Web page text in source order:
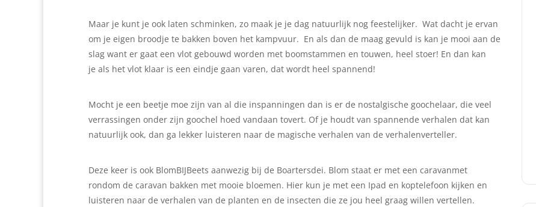
Maar je kunt je ook laten schminken, zo maak je je dag natuurlijk nog feestelijker. Wat dacht je ervan
om je eigen broodje te bakken boven het kampvuur. En als dan de maag gevuld is kan je mooi aan de
slag want er gaat een vlot gebouwd worden met boomstammen en touwen, heel stoer! En dan kan
je als het vlot klaar is een eindje gaan varen, dat wordt heel spannend!
Mocht je een beetje moe zijn van al die inspanningen dan is er de nostalgische goochelaar, die veel
verrassingen onder zijn goochel hoed vandaan tovert. Of je houdt van spannende verhalen dat kan
natuurlijk ook, dan ga lekker luisteren naar de magische verhalen van de verhalenverteller.
Deze keer is ook BlomBIJBeets aanwezig bij de Boartersdei. Blom staat er met een caravanmet
rondom de caravan bakken met mooie bloemen. Hier kun je met een Ipad en koptelefoon kijken en
luisteren naar de verhalen van de planten en de insecten die ze jou heel graag willen vertellen.